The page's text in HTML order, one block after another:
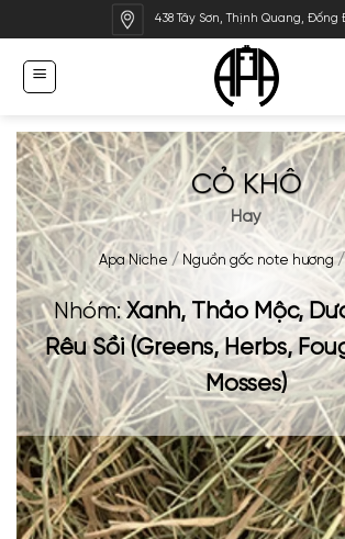
qua
dung
438 Tây Sơn, Thịnh Quang, Đống
CỎ KHÔ
Hay
Apa Niche / Nguồn gốc note hương /
Nhóm:Xanh, Thảo Mộc,
Rêu Sồi (Greens, Herbs,
Mosses)